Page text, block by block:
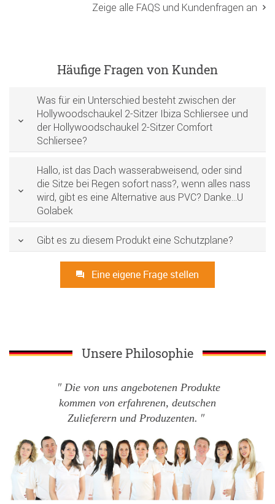
Zeige alle FAQS und Kundenfragen an
Häufige Fragen von Kunden
Was für ein Unterschied besteht zwischen der
Hollywoodschaukel 2-Sitzer Ibiza Schliersee und
der Hollywoodschaukel 2-Sitzer Comfort
Schliersee?
Hallo, ist das Dach wasserabweisend, oder sind
die Sitze bei Regen sofort nass?, wenn alles nass
wird, gibt es eine Alternative aus PVC? Danke...U
Golabek
Gibt es zu diesem Produkt eine Schutzplane?
Eine eigene Frage stellen
Unsere Philosophie
Die von uns angebotenen Produkte
kommen von erfahrenen, deutschen
Zulieferern und Produzenten.